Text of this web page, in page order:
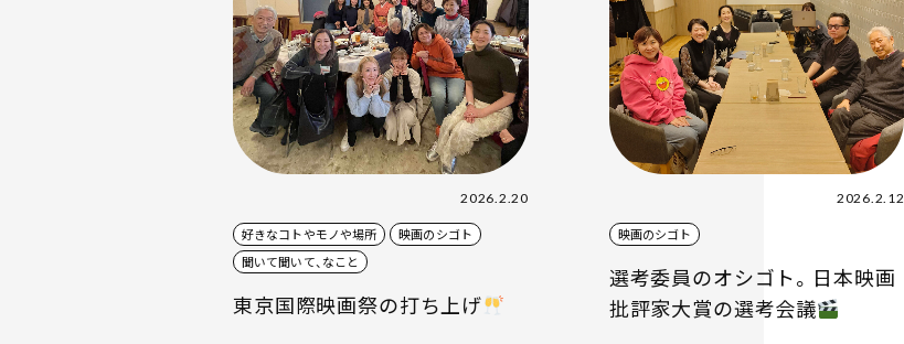
好きなコトやモノや場所
映画のシゴト
聞いて聞いて、なこと
2026.2.20
東京国際映画祭の打ち上げ
映画のシゴト
2026.2.12
選考委員のオシゴト。日本映画
批評家大賞の選考会議